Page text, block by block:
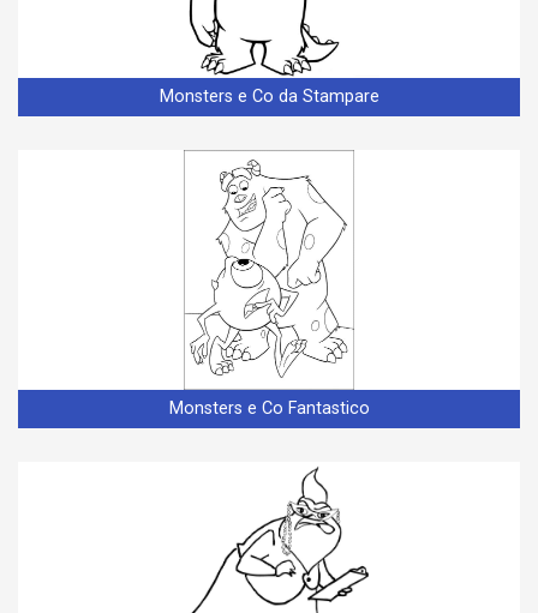
Monsters e Co da Stampare
Monsters e Co Fantastico